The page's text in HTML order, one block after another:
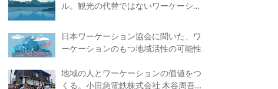
ル。観光の代替ではないワーケーショ
日本ワーケーション協会に聞いた、ワ
ーケーションのもつ地域活性の可能性
地域の人とワーケーションの価値をつ
くる。小田急電鉄株式会社 木谷周吾さ